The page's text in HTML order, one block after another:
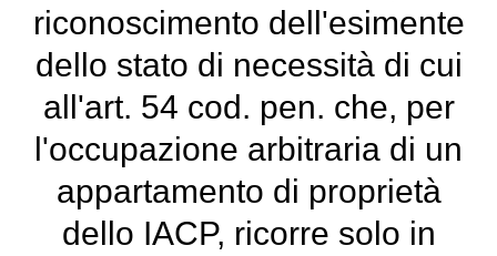
riconoscimento dell'esimente
dello stato di necessità di cui
all'art. 54 cod. pen. che, per
l'occupazione arbitraria di un
appartamento di proprietà
dello IACP, ricorre solo in